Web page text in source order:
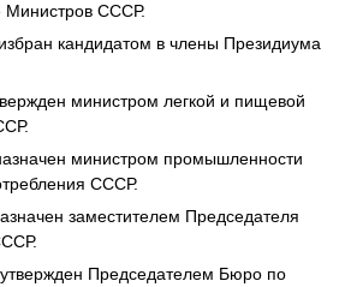
Министров СССР.
кандидатом в члены Президиума
министром легкой и пищевой
министром промышленности
СССР.
заместителем Председателя
Председателем Бюро по